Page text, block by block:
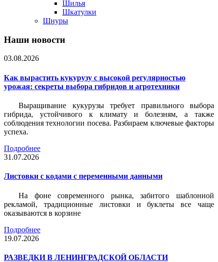
Шилья
Шкатулки
Шнуры
Наши новости
03.08.2026
Как вырастить кукурузу с высокой регулярностью
урожая: секреты выбора гибридов и агротехники
Выращивание кукурузы требует правильного выбора
гибрида, устойчивого к климату и болезням, а также
соблюдения технологии посева. Разбираем ключевые факторы
успеха.
Подробнее
31.07.2026
Листовки c кодами с переменными данными
На фоне современного рынка, забитого шаблонной
рекламой, традиционные листовки и буклеты все чаще
оказываются в корзине
Подробнее
19.07.2026
РАЗВЕДКИ В ЛЕНИНГРАДСКОЙ ОБЛАСТИ